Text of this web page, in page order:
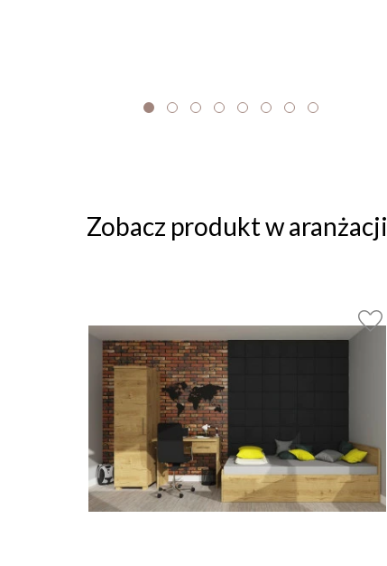
Zobacz produkt w aranżacji